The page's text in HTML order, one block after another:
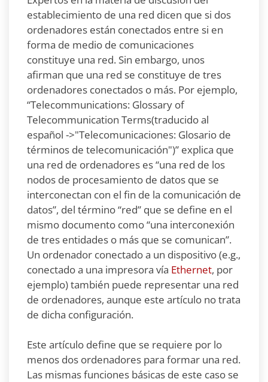
establecimiento de una red dicen que si dos
ordenadores están conectados entre si en
forma de medio de comunicaciones
constituye una red. Sin embargo, unos
afirman que una red se constituye de tres
ordenadores conectados o más. Por ejemplo,
“Telecommunications: Glossary of
Telecommunication Terms(traducido al
español ->"Telecomunicaciones: Glosario de
términos de telecomunicación")” explica que
una red de ordenadores es “una red de los
nodos de procesamiento de datos que se
interconectan con el fin de la comunicación de
datos”, del término “red” que se define en el
mismo documento como “una interconexión
de tres entidades o más que se comunican”.
Un ordenador conectado a un dispositivo (e.g.,
conectado a una impresora vía Ethernet, por
ejemplo) también puede representar una red
de ordenadores, aunque este artículo no trata
de dicha configuración.
Este artículo define que se requiere por lo
menos dos ordenadores para formar una red.
Las mismas funciones básicas de este caso se